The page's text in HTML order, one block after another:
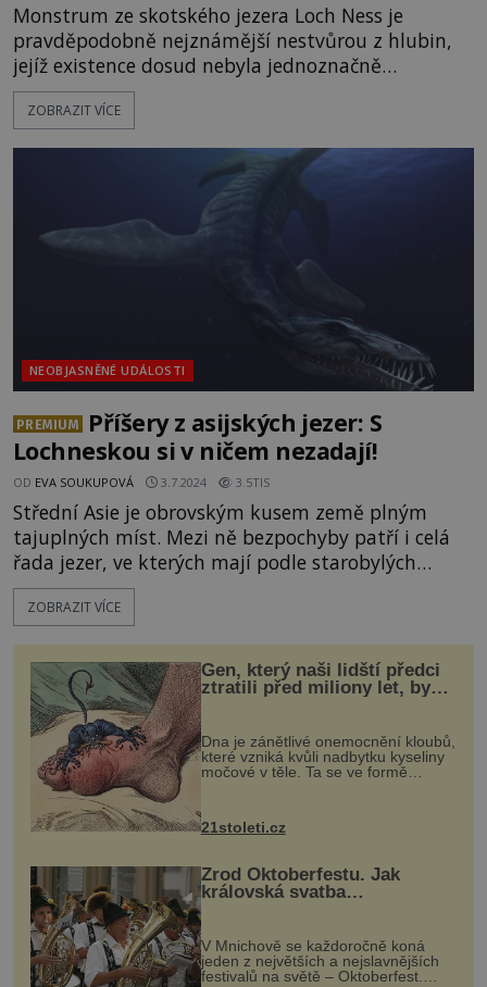
Monstrum ze skotského jezera Loch Ness je
pravděpodobně nejznámější nestvůrou z hlubin,
jejíž existence dosud nebyla jednoznačně
prokázána. Podle hlášení pozorovatelů jde o 15 až
20 metrů dlouhého živočicha s asi třímetrovým
Skotsku Loch Ness se v listopadu roku 1933 stane
ZOBRAZIT VÍCE
NEOBJASNĚNÉ UDÁLOSTI
PREMIUM
Příšery z asijských jezer: S
Lochneskou si v ničem nezadají!
OD EVA SOUKUPOVÁ 3.7.2024 3.5TIS
Střední Asie je obrovským kusem země plným
tajuplných míst. Mezi ně bezpochyby patří i celá
řada jezer, ve kterých mají podle starobylých
legend přežívat pradávné obří nestvůry. A přestože
se výskyt žádné z nich zatím nepodařilo spolehlivě
se prohání na dně ledově studených vod? [gallery
ZOBRAZIT VÍCE
Gen, který naši lidští předci
ztratili před miliony let, by
mohl pomoci s léčbou
„nemoci králů“
Dna je zánětlivé onemocnění kloubů,
které vzniká kvůli nadbytku kyseliny
močové v těle. Ta se ve formě
nohou, a způsobuje bole...
21stoleti.cz
Zrod Oktoberfestu. Jak
královská svatba
odstartovala největší pivní
festival světa
V Mnichově se každoročně koná
jeden z největších a nejslavnějších
festivalů na světě – Oktoberfest.